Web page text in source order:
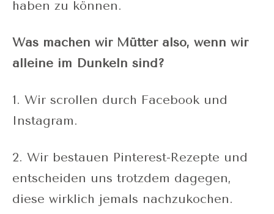
haben zu können.
Was machen wir Mütter also, wenn wir
alleine im Dunkeln sind?
1. Wir scrollen durch Facebook und
Instagram.
2. Wir bestauen Pinterest-Rezepte und
entscheiden uns trotzdem dagegen,
diese wirklich jemals nachzukochen.